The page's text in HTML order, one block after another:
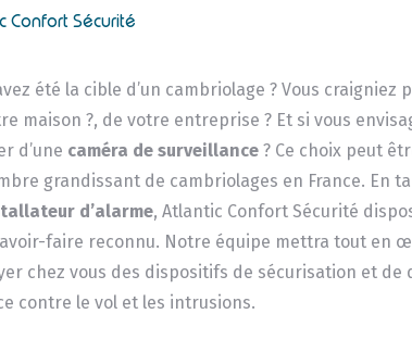
Confort Sécurité
été la cible d’un cambriolage ? Vous craigniez
maison ?, de votre entreprise ? Et si vous
d’une caméra de surveillance ? Ce choix peut
grandissant de cambriolages en France. En
d’alarme, Atlantic Confort Sécurité
faire reconnu. Notre équipe mettra tout en
chez vous des dispositifs de sécurisation et de
contre le vol et les intrusions.